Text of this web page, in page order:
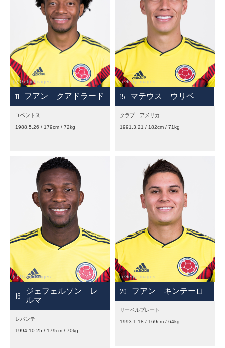
11 フアン クアドラード
ユベントス
1988.5.26 / 179cm / 72kg
15 マテウス ウリベ
クラブ アメリカ
1991.3.21 / 182cm / 71kg
16
ジェフェルソン レ
ルマ
レバンテ
1994.10.25 / 179cm / 70kg
20 フアン キンテーロ
リーベルプレート
1993.1.18 / 169cm / 64kg